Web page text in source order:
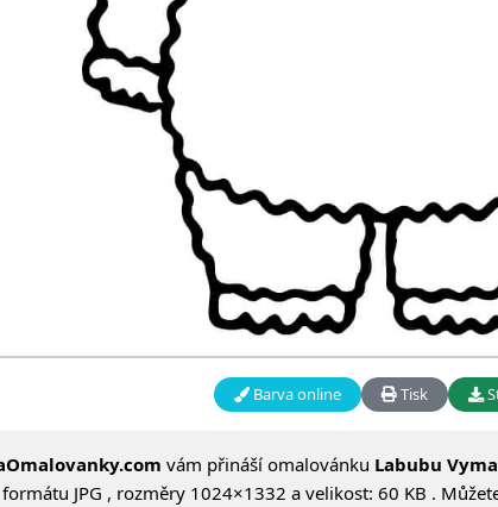
Barva online Tisk
vám přináší omalovánku Labubu
formátu JPG , rozměry 1024×1332 a velikost: 60 KB .